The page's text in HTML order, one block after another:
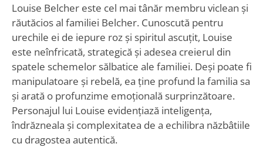
Louise Belcher este cel mai tânăr membru viclean și
răutăcios al familiei Belcher. Cunoscută pentru
urechile ei de iepure roz și spiritul ascuțit, Louise
este neînfricată, strategică și adesea creierul din
spatele schemelor sălbatice ale familiei. Deși poate fi
manipulatoare și rebelă, ea ține profund la familia sa
și arată o profunzime emoțională surprinzătoare.
Personajul lui Louise evidențiază inteligența,
îndrăzneala și complexitatea de a echilibra năzbâtiile
cu dragostea autentică.